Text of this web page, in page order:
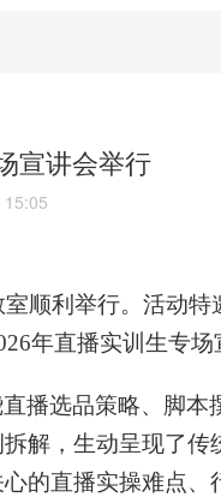
宣讲会举行
室顺利举行。活动特
年直播实训生专场
播选品策略、脚本
解，生动呈现了传
的直播实操难点、